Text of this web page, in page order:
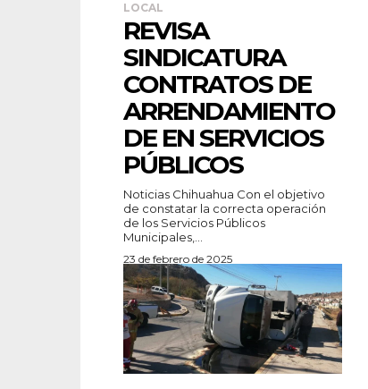
LOCAL
REVISA
SINDICATURA
CONTRATOS DE
ARRENDAMIENTO
DE EN SERVICIOS
PÚBLICOS
Noticias Chihuahua Con el objetivo
de constatar la correcta operación
de los Servicios Públicos
Municipales,...
23 de febrero de 2025